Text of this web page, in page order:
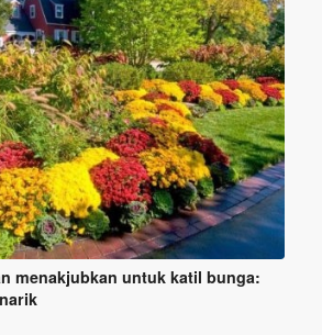
menakjubkan untuk katil bunga: